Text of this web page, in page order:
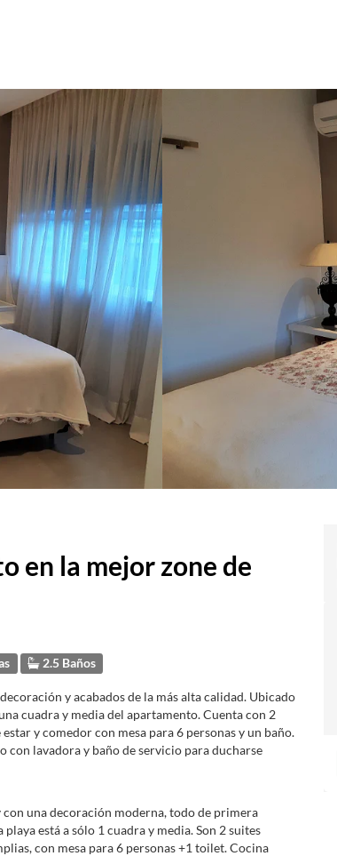
en la mejor zone de
2.5 Baños
y acabados de la más alta calidad. Ubicado
cuadra y media del apartamento. Cuenta con 2
y comedor con mesa para 6 personas y un baño.
con lavadora y baño de servicio para ducharse
una decoración moderna, todo de primera
está a sólo 1 cuadra y media. Son 2 suites
con mesa para 6 personas +1 toilet. Cocina